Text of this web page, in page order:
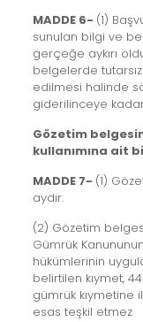
MADDE 6- (1)
sunulan bilgi ve
gerçeğe aykırı
belgelerde
edilmesi halinde
giderilinceye
Gözetim
kullanımına ait
MADDE 7- (1)
aydır.
(2) Gözetim
Gümrük
hükümlerinin
belirtilen kıymet,
gümrük kıymetine
esas teşkil etmez.